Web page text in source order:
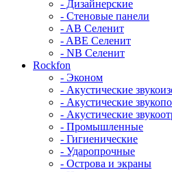
- Дизайнерские
- Стеновые панели
- AB Селенит
- ABE Селенит
- NB Селенит
Rockfon
- Эконом
- Акустические
- Акустические
- Акустические
- Промышленные
- Гигиенические
- Ударопрочные
- Острова и экраны